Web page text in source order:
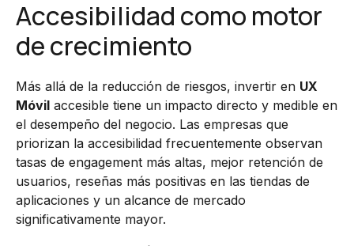
Accesibilidad como motor
de crecimiento
Más allá de la reducción de riesgos, invertir en UX
Móvil accesible tiene un impacto directo y medible en
el desempeño del negocio. Las empresas que
priorizan la accesibilidad frecuentemente observan
tasas de engagement más altas, mejor retención de
usuarios, reseñas más positivas en las tiendas de
aplicaciones y un alcance de mercado
significativamente mayor.